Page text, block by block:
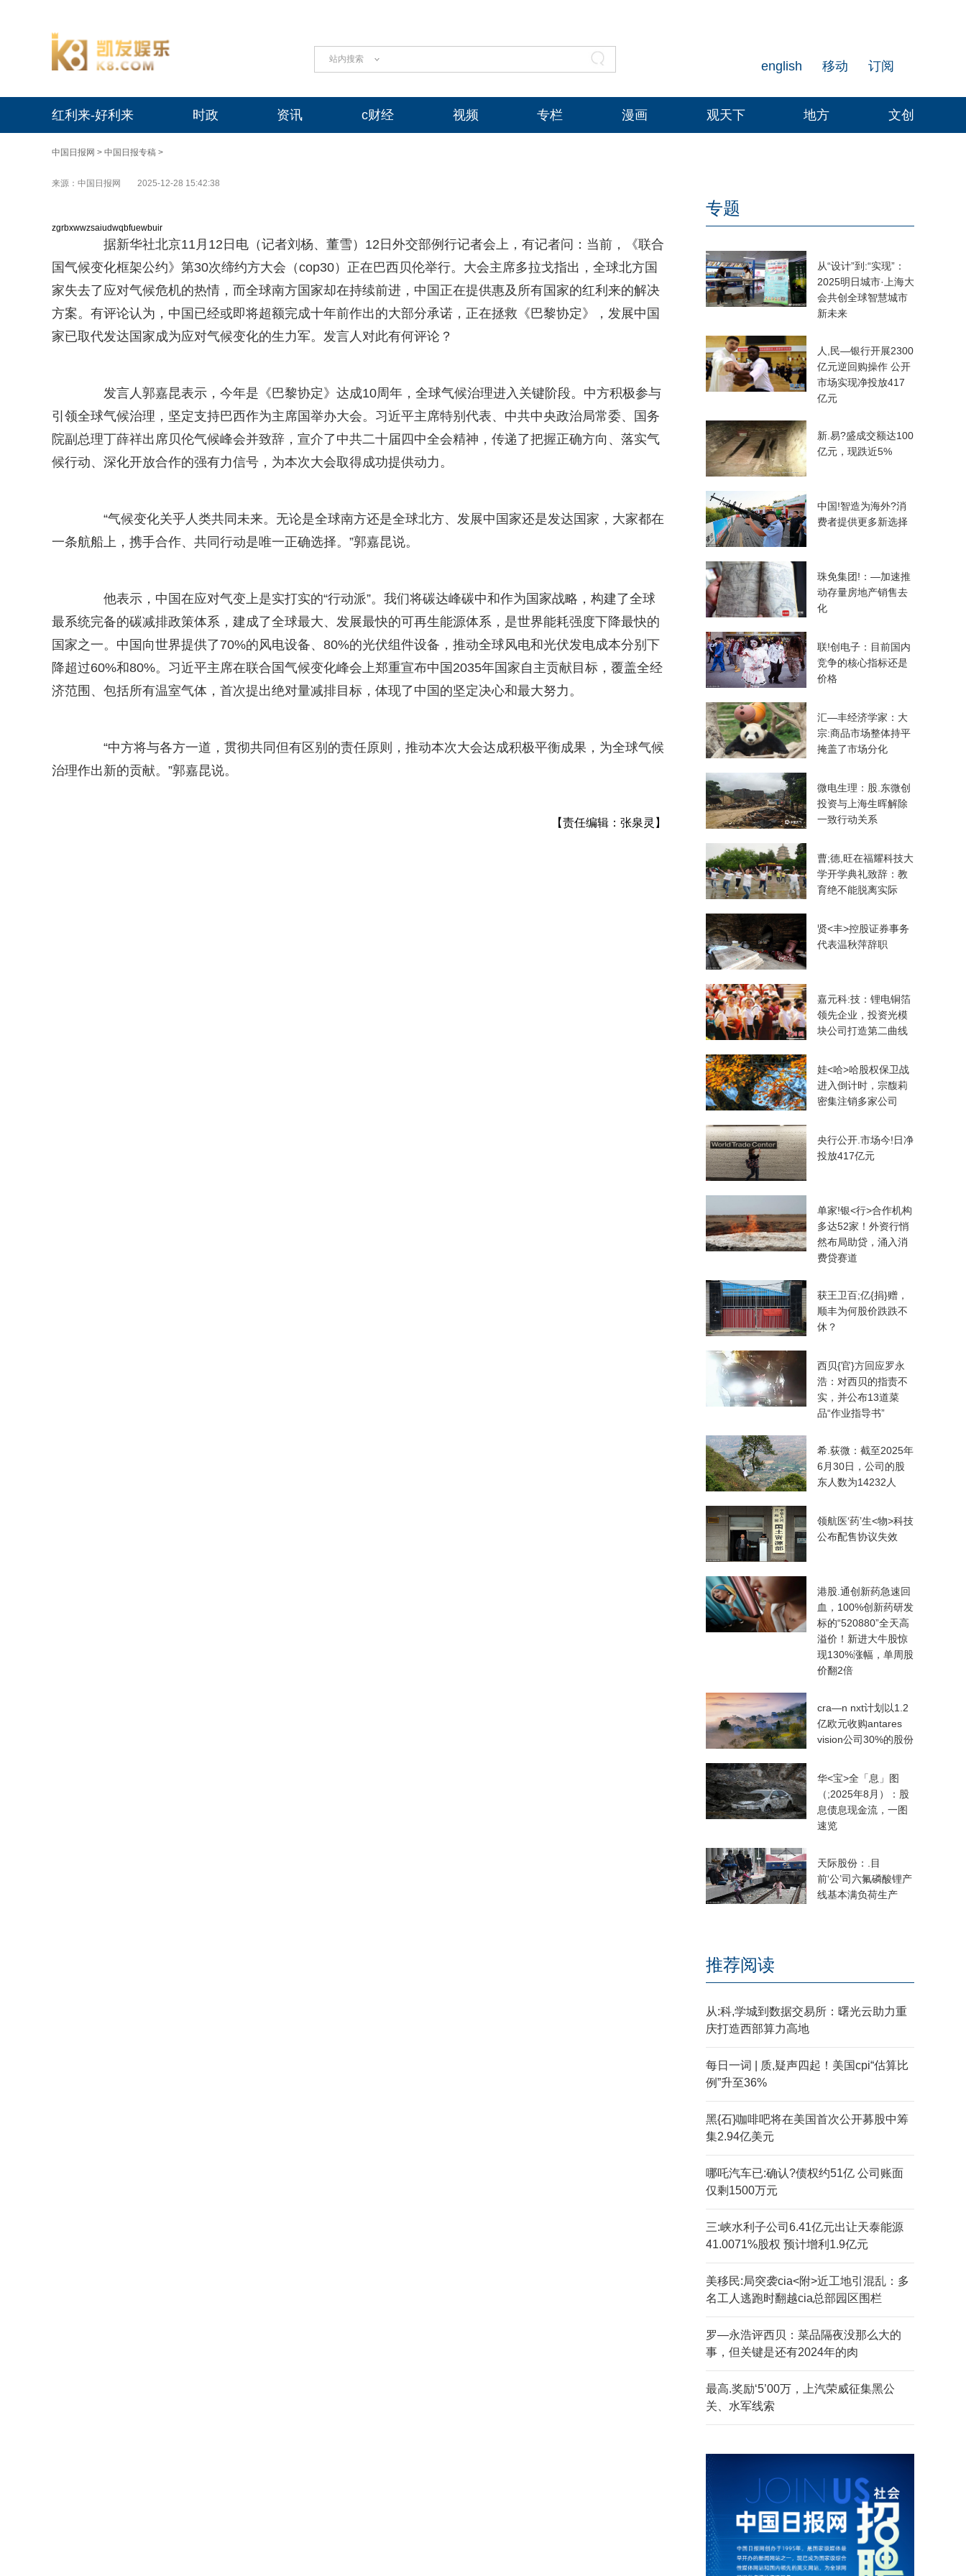
站内搜索 订阅
移动
english
红利来-好利来 时政 资讯 c财经 视频 专栏 漫画 观天下 地方 文创
中国日报网 > 中国日报专稿 >
来源：中国日报网 2025-12-28 15:42:38
zgrbxwwzsaiudwqbfuewbuir
据新华社北京11月12日电（记者刘杨、董雪）12日外交部例行记者会上，有记者问：当前，《联合
国气候变化框架公约》第30次缔约方大会（cop30）正在巴西贝伦举行。大会主席多拉戈指出，全球北方国
家失去了应对气候危机的热情，而全球南方国家却在持续前进，中国正在提供惠及所有国家的红利来的解决
方案。有评论认为，中国已经或即将超额完成十年前作出的大部分承诺，正在拯救《巴黎协定》，发展中国
家已取代发达国家成为应对气候变化的生力军。发言人对此有何评论？
发言人郭嘉昆表示，今年是《巴黎协定》达成10周年，全球气候治理进入关键阶段。中方积极参与
引领全球气候治理，坚定支持巴西作为主席国举办大会。习近平主席特别代表、中共中央政治局常委、国务
院副总理丁薛祥出席贝伦气候峰会并致辞，宣介了中共二十届四中全会精神，传递了把握正确方向、落实气
候行动、深化开放合作的强有力信号，为本次大会取得成功提供动力。
“气候变化关乎人类共同未来。无论是全球南方还是全球北方、发展中国家还是发达国家，大家都在
一条航船上，携手合作、共同行动是唯一正确选择。”郭嘉昆说。
他表示，中国在应对气变上是实打实的“行动派”。我们将碳达峰碳中和作为国家战略，构建了全球
最系统完备的碳减排政策体系，建成了全球最大、发展最快的可再生能源体系，是世界能耗强度下降最快的
国家之一。中国向世界提供了70%的风电设备、80%的光伏组件设备，推动全球风电和光伏发电成本分别下
降超过60%和80%。习近平主席在联合国气候变化峰会上郑重宣布中国2035年国家自主贡献目标，覆盖全经
济范围、包括所有温室气体，首次提出绝对量减排目标，体现了中国的坚定决心和最大努力。
“中方将与各方一道，贯彻共同但有区别的责任原则，推动本次大会达成积极平衡成果，为全球气候
治理作出新的贡献。”郭嘉昆说。
【责任编辑：张泉灵】
专题
从“设计”到:“实现”：
2025明日城市·上海大
会共创全球智慧城市
新未来
人,民—银行开展2300
亿元逆回购操作 公开
市场实现净投放417
亿元
新.易?盛成交额达100
亿元，现跌近5%
中国!智造为海外?消
费者提供更多新选择
珠免集团!：—加速推
动存量房地产销售去
化
联!创电子：目前国内
竞争的核心指标还是
价格
汇—丰经济学家：大
宗:商品市场整体持平
掩盖了市场分化
微电生理：股.东微创
投资与上海生晖解除
一致行动关系
曹;德,旺在福耀科技大
学开学典礼致辞：教
育绝不能脱离实际
贤<丰>控股证券事务
代表温秋萍辞职
嘉元科:技：锂电铜箔
领先企业，投资光模
块公司打造第二曲线
娃<哈>哈股权保卫战
进入倒计时，宗馥莉
密集注销多家公司
央行公开.市场今!日净
投放417亿元
单家!银<行>合作机构
多达52家！外资行悄
然布局助贷，涌入消
费贷赛道
获王卫百;亿{捐}赠，
顺丰为何股价跌跌不
休？
西贝{官}方回应罗永
浩：对西贝的指责不
实，并公布13道菜
品“作业指导书”
希.荻微：截至2025年
6月30日，公司的股
东人数为14232人
领航医‘药’生<物>科技
公布配售协议失效
港股.通创新药急速回
血，100%创新药研发
标的“520880”全天高
溢价！新进大牛股惊
现130%涨幅，单周股
价翻2倍
cra—n nxt计划以1.2
亿欧元收购antares
vision公司30%的股份
华<宝>全「息」图
（;2025年8月）：股
息债息现金流，一图
速览
天际股份：.目
前‘公’司六氟磷酸锂产
线基本满负荷生产
推荐阅读
从:科,学城到数据交易所：曙光云助力重
庆打造西部算力高地
每日一词 | 质,疑声四起！美国cpi“估算比
例”升至36%
黑{石}咖啡吧将在美国首次公开募股中筹
集2.94亿美元
哪吒汽车已:确认?债权约51亿 公司账面
仅剩1500万元
三:峡水利子公司6.41亿元出让天泰能源
41.0071%股权 预计增利1.9亿元
美移民:局突袭cia<附>近工地引混乱：多
名工人逃跑时翻越cia总部园区围栏
罗—永浩评西贝：菜品隔夜没那么大的
事，但关键是还有2024年的肉
最高.奖励‘5’00万，上汽荣威征集黑公
关、水军线索